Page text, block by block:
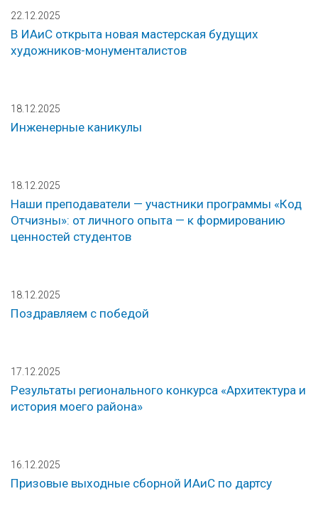
22.12.2025
В ИАиС открыта новая мастерская будущих
художников-монументалистов
18.12.2025
Инженерные каникулы
18.12.2025
Наши преподаватели — участники программы «Код
Отчизны»: от личного опыта — к формированию
ценностей студентов
18.12.2025
Поздравляем с победой
17.12.2025
Результаты регионального конкурса «Архитектура и
история моего района»
16.12.2025
Призовые выходные сборной ИАиС по дартсу